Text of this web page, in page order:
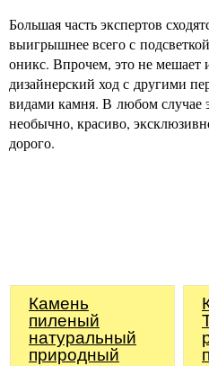
Большая часть экспертов
выигрышнее всего с
оникс. Впрочем, это не мешает
дизайнерский ход с другими
видами камня. В любом случае
необычно, красиво,
дорого.
Камень
пиленый
натуральный
природный